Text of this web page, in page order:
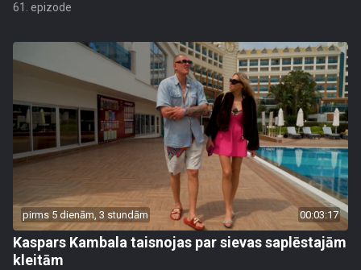
61. epizode
pirms 5 dienām, 3 stundām 00:03:17
Kaspars Kambala taisnojas par sievas saplēstajām
kleitām